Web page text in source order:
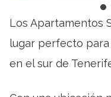
Los Apartamentos
lugar perfecto
en el sur de